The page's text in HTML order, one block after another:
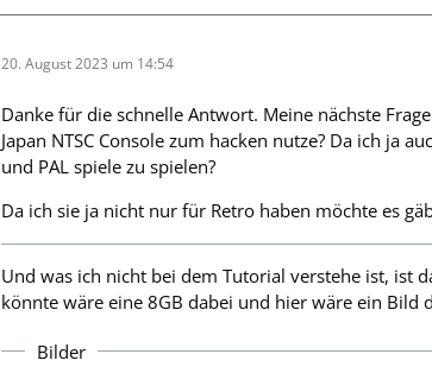
20. August 2023 um 14:54
Danke für die schnelle Antwort. Meine nächste
Japan NTSC Console zum hacken nutze? Da ich ja
und PAL spiele zu spielen?
Da ich sie ja nicht nur für Retro haben möchte es
Und was ich nicht bei dem Tutorial verstehe ist, ist
könnte wäre eine 8GB dabei und hier wäre ein Bild
Bilder